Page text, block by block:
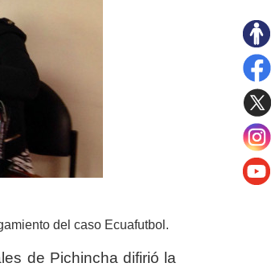
del caso Ecuafutbol.
de Pichincha difirió la